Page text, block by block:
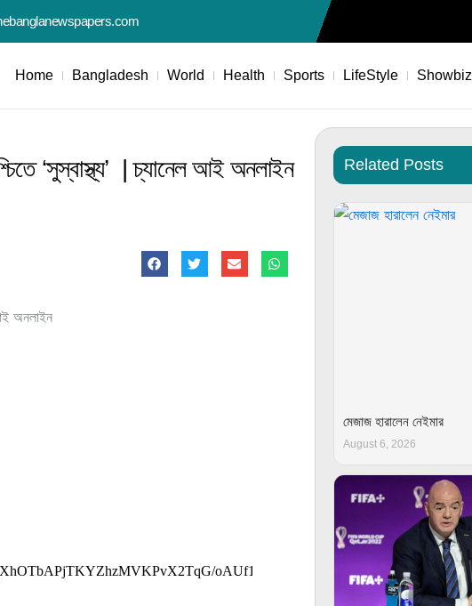
Home Bangladesh World Health Sports LifeStyle Showbiz
‘সুস্বাস্থ্য’ | চ্যানেল আই অনলাইন Related Posts
মেজাজ হারালেন নেইমার
August 6, 2026